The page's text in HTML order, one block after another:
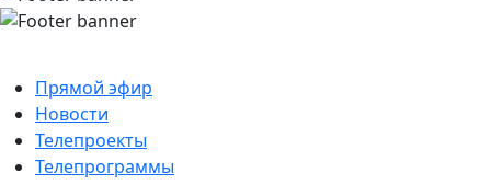
Прямой эфир
Новости
Телепроекты
Телепрограммы